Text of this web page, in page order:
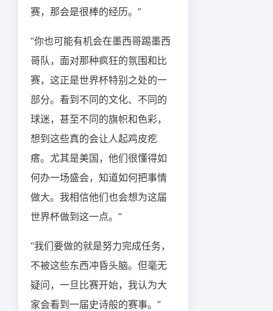
赛，那会是很棒的经历。”
“你也可能有机会在墨西哥踢墨西
哥队，面对那种疯狂的氛围和比
赛，这正是世界杯特别之处的一
部分。看到不同的文化、不同的
球迷，甚至不同的旗帜和色彩，
想到这些真的会让人起鸡皮疙
瘩。尤其是美国，他们很懂得如
何办一场盛会，知道如何把事情
做大。我相信他们也会想为这届
世界杯做到这一点。”
“我们要做的就是努力完成任务，
不被这些东西冲昏头脑。但毫无
疑问，一旦比赛开始，我认为大
家会看到一届史诗般的赛事。”